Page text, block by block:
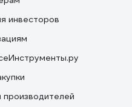
инвесторов